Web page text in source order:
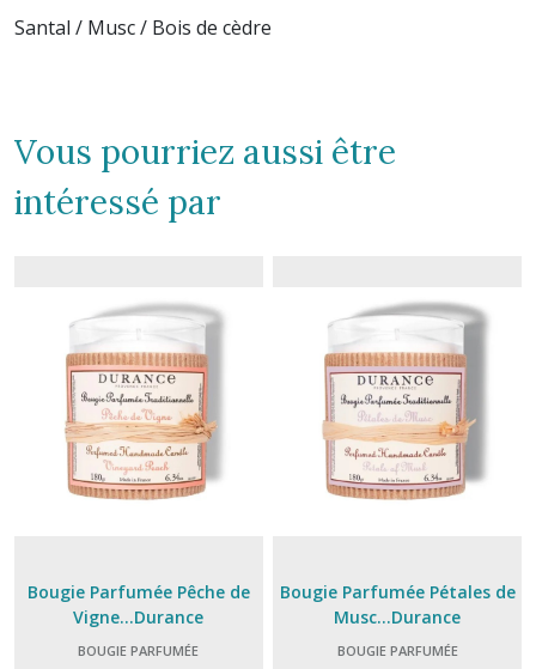
Santal / Musc / Bois de cèdre
Vous pourriez aussi être
intéressé par
Bougie Parfumée Pêche de
Vigne...Durance
BOUGIE PARFUMÉE
Bougie Parfumée Pétales de
Musc...Durance
BOUGIE PARFUMÉE